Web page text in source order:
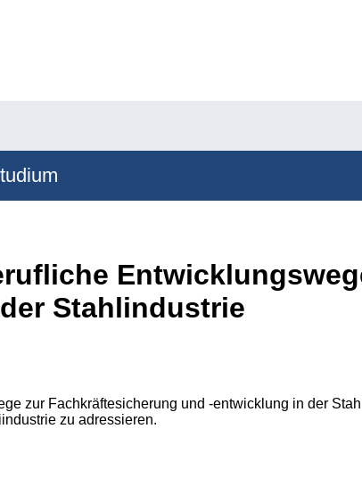
Stahlindustrie
zur Fachkräftesicherung und -entwicklung in der
zu adressieren.